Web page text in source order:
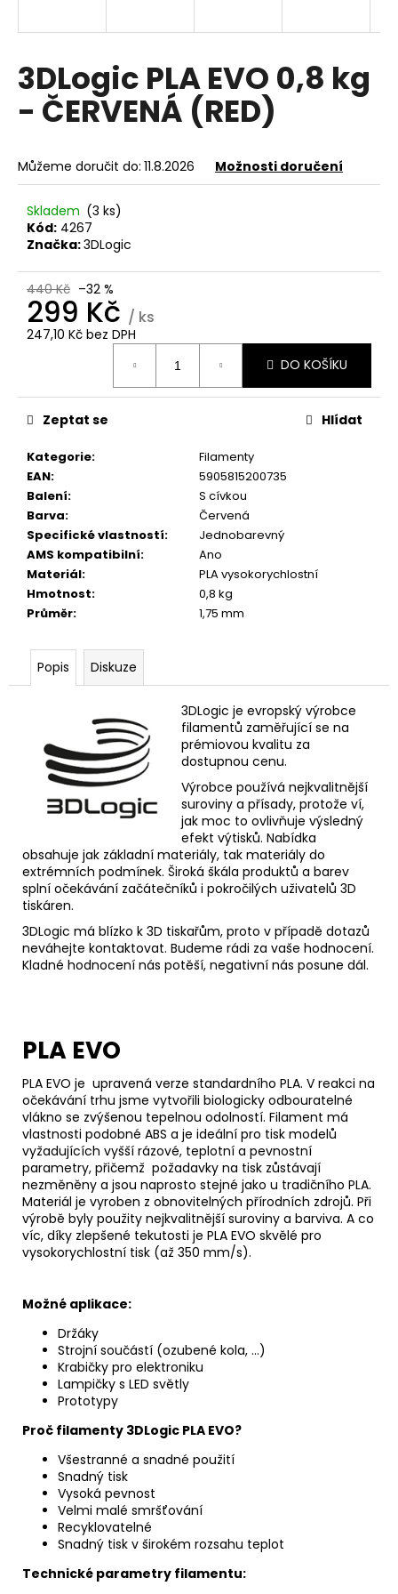
3DLogic PLA EVO 0,8 kg
- ČERVENÁ (RED)
Můžeme doručit do: 11.8.2026 Možnosti doručení
Skladem (3 ks)
Kód: 4267
Značka:3DLogic
440 Kč –32 %
299 Kč / ks
247,10 Kč bez DPH
DO KOŠÍKU
Kategorie:
Filamenty
EAN:
5905815200735
Balení:
S cívkou
Barva:
Červená
Specifické vlastností:
Jednobarevný
AMS kompatibilní:
Ano
Materiál:
PLA vysokorychlostní
Hmotnost:
0,8 kg
Průměr: 1,75 mm
Zeptat se Hlídat
Popis Diskuze
3DLogic je evropský výrobce
filamentů zaměřující se na
prémiovou kvalitu za
dostupnou cenu.
Výrobce používá nejkvalitnější
suroviny a přísady, protože ví,
jak moc to ovlivňuje výsledný
efekt výtisků. Nabídka
obsahuje jak základní materiály, tak materiály do
extrémních podmínek. Široká škála produktů a barev
splní očekávání začátečníků i pokročilých uživatelů 3D
tiskáren.
3DLogic má blízko k 3D tiskařům, proto v případě dotazů
neváhejte kontaktovat. Budeme rádi za vaše hodnocení.
Kladné hodnocení nás potěší, negativní nás posune dál.
PLA EVO
PLA EVO je upravená verze standardního PLA. V reakci na
očekávání trhu jsme vytvořili biologicky odbouratelné
vlákno se zvýšenou tepelnou odolností. Filament má
vlastnosti podobné ABS a je ideální pro tisk modelů
vyžadujících vyšší rázové, teplotní a pevnostní
parametry, přičemž požadavky na tisk zůstávají
nezměněny a jsou naprosto stejné jako u tradičního PLA.
Materiál je vyroben z obnovitelných přírodních zdrojů. Při
výrobě byly použity nejkvalitnější suroviny a barviva. A co
víc, díky zlepšené tekutosti je PLA EVO skvělé pro
vysokorychlostní tisk (až 350 mm/s).
Možné aplikace:
Držáky
Strojní součástí (ozubené kola, ...)
Krabičky pro elektroniku
Lampičky s LED světly
Prototypy
Proč filamenty 3DLogic PLA EVO?
Všestranné a snadné použití
Snadný tisk
Vysoká pevnost
Velmi malé smršťování
Recyklovatelné
Snadný tisk v širokém rozsahu teplot
Technické parametry filamentu:
í
t
?
D
o
p
o
č
u
e
m
e